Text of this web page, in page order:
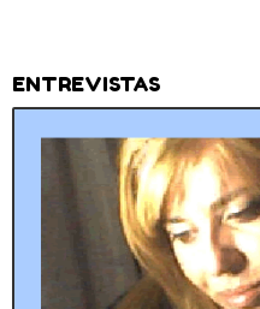
ENTREVISTAS